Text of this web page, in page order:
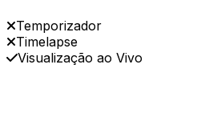
Temporizador
Timelapse
Visualização ao Vivo